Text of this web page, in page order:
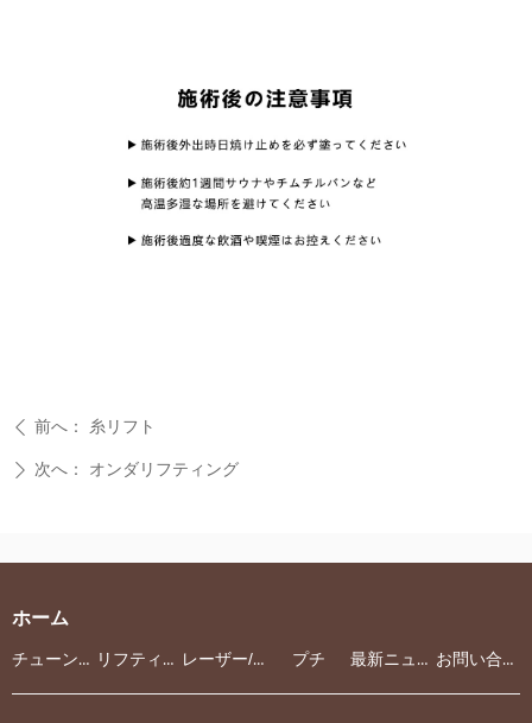
ꄴ 前へ： 糸リフト
ꄲ 次へ： オンダリフティング
ホーム
チューンクリニック リフティング レーザー/光治療 プチ 最新ニュース お問い合わせ